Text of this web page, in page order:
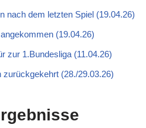
nach dem letzten Spiel (19.04.26)
(19.04.26)
zur 1.Bundesliga (11.04.26)
(28./29.03.26)